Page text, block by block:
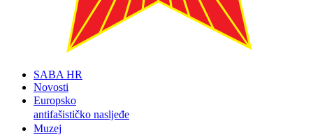
SABA HR
Novosti
Europsko
antifašističko nasljeđe
Muzej